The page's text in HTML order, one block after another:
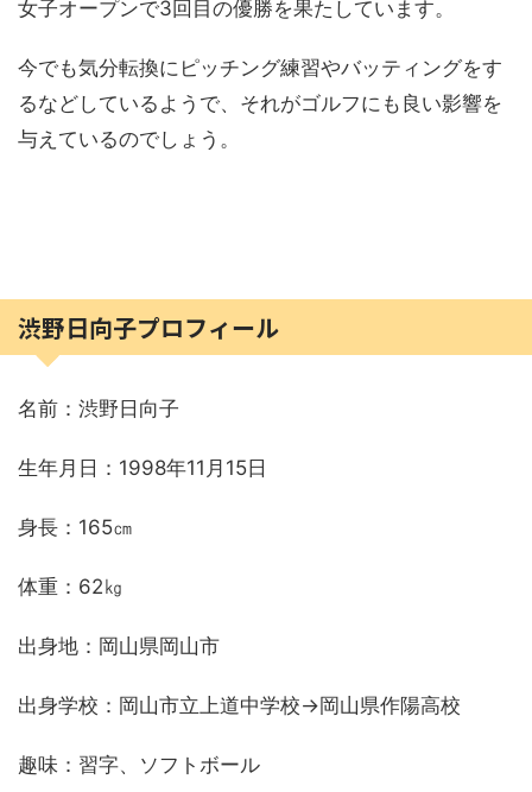
女子オープンで3回目の優勝を果たしています。
今でも気分転換にピッチング練習やバッティングをす
るなどしているようで、それがゴルフにも良い影響を
与えているのでしょう。
渋野日向子プロフィール
名前：渋野日向子
生年月日：1998年11月15日
身長：165㎝
体重：62㎏
出身地：岡山県岡山市
出身学校：岡山市立上道中学校→岡山県作陽高校
趣味：習字、ソフトボール